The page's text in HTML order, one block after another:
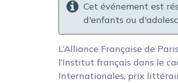
Cet événement est
d'enfants ou
L’Alliance Française de
l’Institut français dans le
Internationales, prix